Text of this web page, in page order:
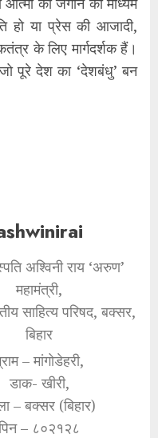
हो या प्रेस की आजादी,
के लिए मार्गदर्शक हैं।
पूरे देश का ‘देशबंधु’ बन
अश्विनी राय ‘अरुण’
महामंत्री,
साहित्य परिषद, बक्सर,
बिहार
– मांगोडेहरी,
डाक- खीरी,
– बक्सर (बिहार)
– ८०२१२८